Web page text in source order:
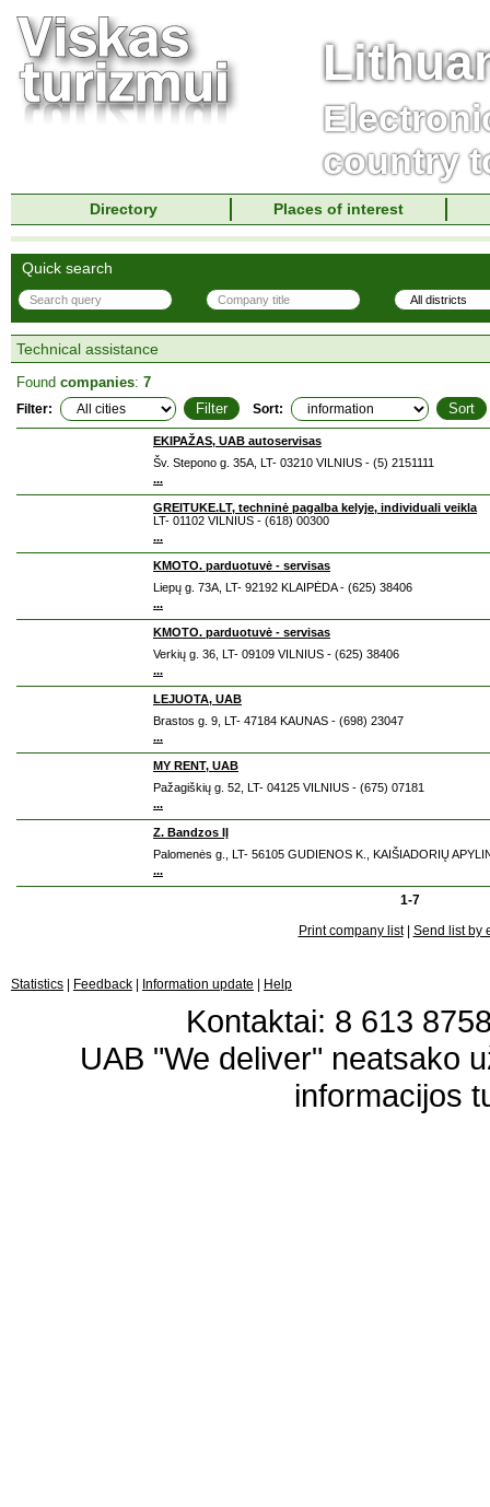
country
Directory Places of interest
Quick search
Technical assistance
Found companies: 7
Filter: Sort:
EKIPAŽAS, UAB autoservisas
Šv. Stepono g. 35A, LT- 03210 VILNIUS - (5) 2151111
...
GREITUKE.LT, techninė pagalba kelyje, individuali veikla
LT- 01102 VILNIUS - (618) 00300
...
KMOTO. parduotuvė - servisas
Liepų g. 73A, LT- 92192 KLAIPĖDA - (625) 38406
...
KMOTO. parduotuvė - servisas
Verkių g. 36, LT- 09109 VILNIUS - (625) 38406
...
LEJUOTA, UAB
Brastos g. 9, LT- 47184 KAUNAS - (698) 23047
...
MY RENT, UAB
Pažagiškių g. 52, LT- 04125 VILNIUS - (675) 07181
...
Z. Bandzos IĮ
Palomenės g., LT- 56105 GUDIENOS K., KAIŠIADORIŲ
...
1-7
Print company list| Send list by
Statistics Feedback Information update Help
Kontaktai: 8 613
UAB "We deliver" neatsako
informacijos